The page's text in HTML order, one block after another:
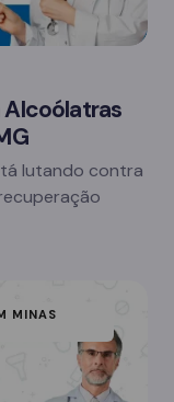
Alcoólatras
lutando contra
MINAS